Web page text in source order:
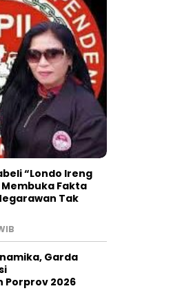
“Londo Ireng
Membuka Fakta
Tak
Garda
2026